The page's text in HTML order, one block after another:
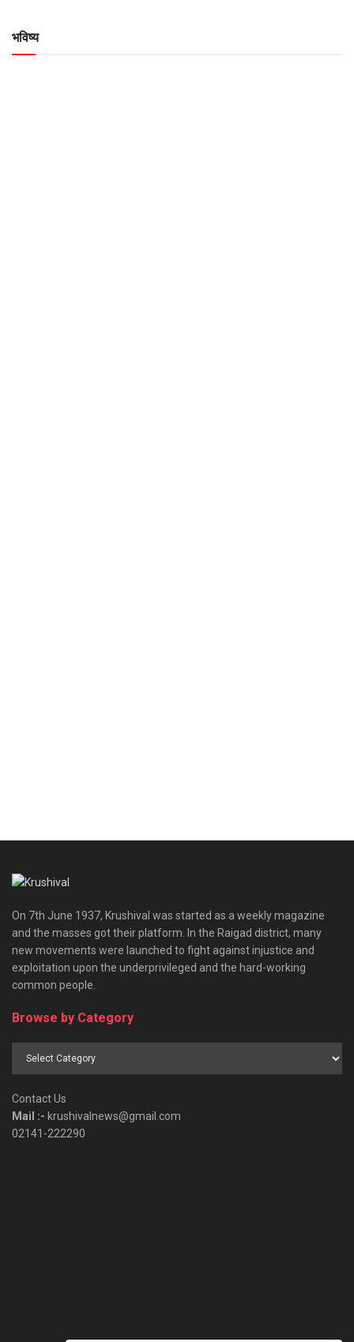
भविष्य
On 7th June 1937, Krushival was started as a weekly magazine
and the masses got their platform. In the Raigad district, many
new movements were launched to fight against injustice and
exploitation upon the underprivileged and the hard-working
common people.
Browse by Category
Contact Us
Mail :- krushivalnews@gmail.com
02141-222290